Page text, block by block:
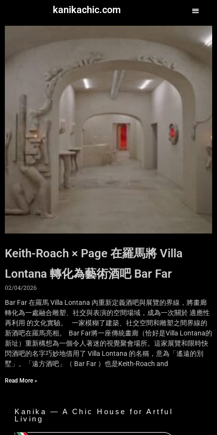
kanikachic.com
Keith-Roach × Page 在羅馬將 Villa
Lontana 轉化為藝術酒吧 Bar Far
02/04/2026
Bar Far 在羅馬 Villa Lontana 內重新定義酒吧與展覽的界線，將畫廊
轉化為一處融合雕塑、社交與表演的空間場域，成為一次關於 適應性
再利用 的文化實驗。 一家模糊了建築、社交空間和雕塑之間界線的
新酒吧在羅馬亮相。 Bar Far將一座傳統畫廊（恰好是Villa Lontana的
新址）重新構想為一個令人著迷的視覺聚會場所。這家展覽和限時快
閃酒吧的名字巧妙地借用了 Villa Lontana 的名稱，意為「遙遠的別
墅」。「遠方酒吧」（ Bar Far ）也是Keith-Roach and
Read More »
Kanika — A Chic House for Artful
Living